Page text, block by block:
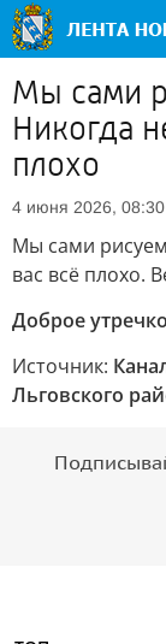
Мы сами
Никогда
плохо
4 июня 2026, 08:30
Мы сами
вас всё плохо.
Доброе утречко
Источник:
Льговского